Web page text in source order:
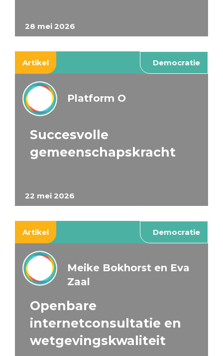
28 mei 2026
Artikel Democratie
22 mei 2026
Platform O
Succesvolle
gemeenschapskracht
Artikel Democratie
Meike Bokhorst en Eva
Zaal
Openbare
internetconsultatie en
wetgevingskwaliteit